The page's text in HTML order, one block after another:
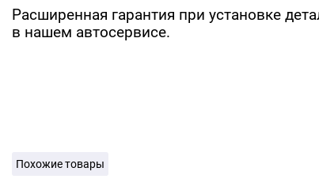
Расширенная гарантия при установке
в нашем автосервисе.
Похожие товары